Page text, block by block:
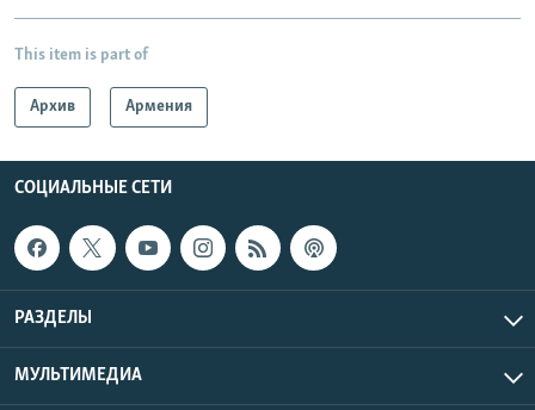
This item is part of
Архив Армения
СОЦИАЛЬНЫЕ СЕТИ
РАЗДЕЛЫ
МУЛЬТИМЕДИА